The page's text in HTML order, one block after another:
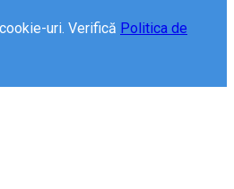
uri. Verifică Politica de